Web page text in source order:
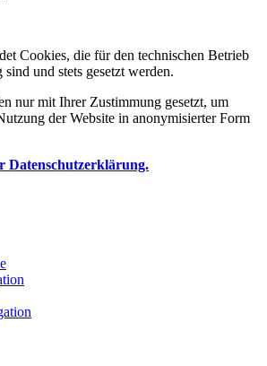
Cookies, die für den technischen Betrieb
und stets gesetzt werden.
nur mit Ihrer Zustimmung gesetzt, um
der Website in anonymisierter Form
Datenschutzerklärung.